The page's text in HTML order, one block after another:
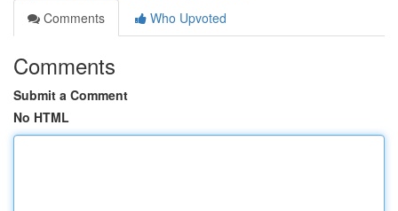
Comments
Who Upvoted
Comments
Submit a Comment
No HTML